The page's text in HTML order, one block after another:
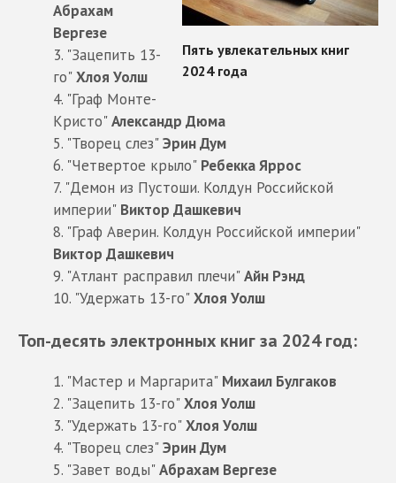
Абрахам
Вергезе
3. "Зацепить 13-
го"Хлоя Уолш
4. "Граф Монте-
Кристо"Александр Дюма
5. "Творец слез"Эрин Дум
6. "Четвертое крыло" Ребекка Яррос
7. "Демон из Пустоши. Колдун Российской
империи" Виктор Дашкевич
8. "Граф Аверин. Колдун Российской империи"
Виктор Дашкевич
9. "Атлант расправил плечи"Айн Рэнд
10. "Удержать 13-го"Хлоя Уолш
Топ-десять электронных книг за 2024 год:
1. "Мастер и Маргарита" Михаил Булгаков
2. "Зацепить 13-го"Хлоя Уолш
3. "Удержать 13-го"Хлоя Уолш
4. "Творец слез"Эрин Дум
5. "Завет воды"Абрахам Вергезе